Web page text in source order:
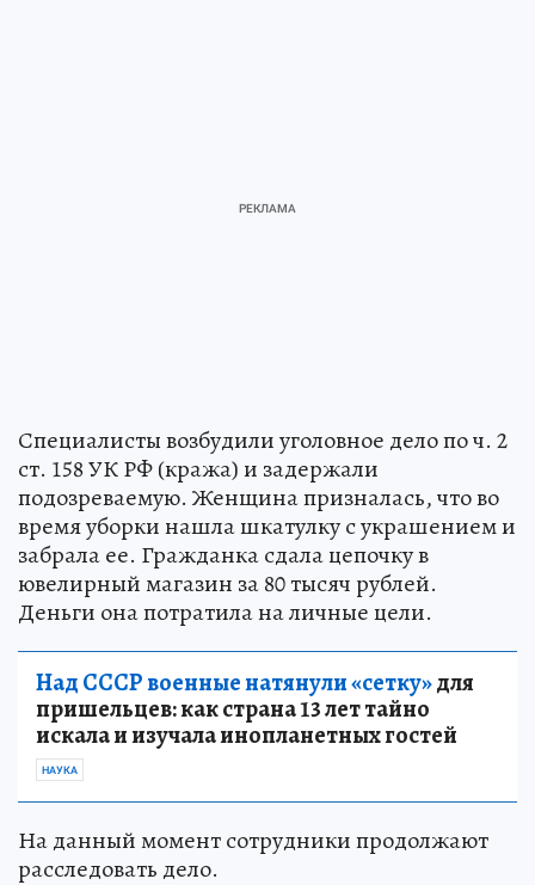
Специалисты возбудили уголовное дело по ч. 2
ст. 158 УК РФ (кража) и задержали
подозреваемую. Женщина призналась, что во
время уборки нашла шкатулку с украшением и
забрала ее. Гражданка сдала цепочку в
ювелирный магазин за 80 тысяч рублей.
Деньги она потратила на личные цели.
Над СССР военные натянули «сетку»для
пришельцев: как страна 13 лет тайно
искала и изучала инопланетных гостей
НАУКА
На данный момент сотрудники продолжают
расследовать дело.